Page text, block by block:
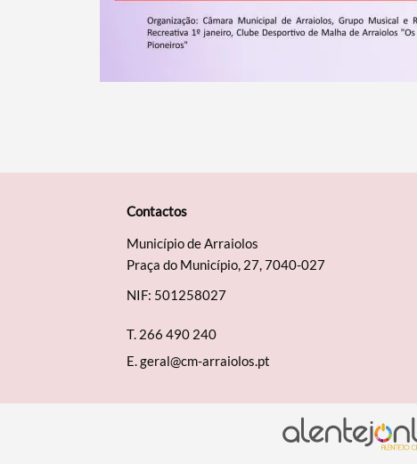
Contactos
Município de Arraiolos
Praça do Município, 27, 7040-027
NIF: 501258027
T. 266 490 240
E.geral@cm-arraiolos.pt